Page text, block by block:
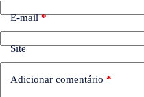
E-mail*
Site
Adicionar comentário *